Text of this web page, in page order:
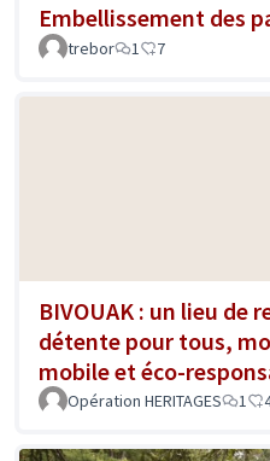
Embellissement des
trebor
1 7
BIVOUAK : un lieu de
détente pour tous,
mobile et éco-
Opération HERITAGES 1